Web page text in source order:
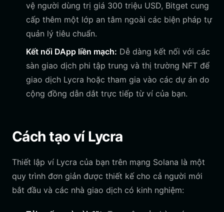
vệ người dùng trị giá 300 triệu USD, Bitget cung
cấp thêm một lớp an tâm ngoài các biện pháp tự
quản lý tiêu chuẩn.
Kết nối DApp liền mạch: Dễ dàng kết nối với các
sàn giao dịch phi tập trung và thị trường NFT để
giao dịch Lycra hoặc tham gia vào các dự án do
cộng đồng dẫn dắt trực tiếp từ ví của bạn.
Cách tạo ví Lycra
Thiết lập ví Lycra của bạn trên mạng Solana là một
quy trình đơn giản được thiết kế cho cả người mới
bắt đầu và các nhà giao dịch có kinh nghiệm: